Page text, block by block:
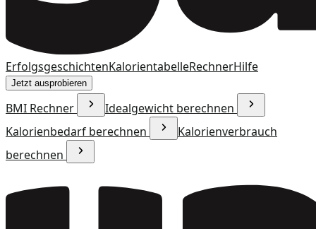
ErfolgsgeschichtenKalorientabelleRechnerHilfe
Jetzt ausprobieren
BMI Rechner
Idealgewicht berechnen
Kalorienbedarf berechnen
Kalorienverbrauch
berechnen